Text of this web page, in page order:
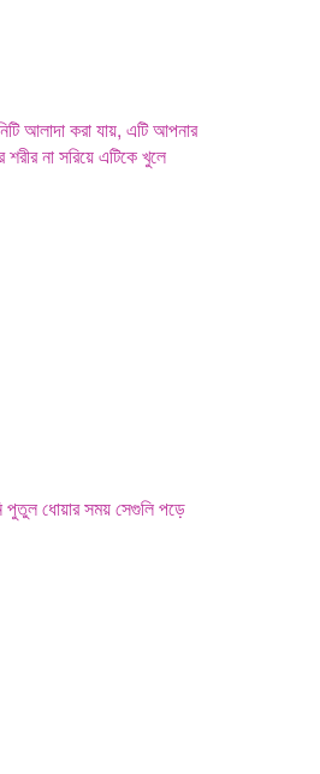
আলাদা করা যায়, এটি আপনার
না সরিয়ে এটিকে খুলে
পুতুল ধোয়ার সময় সেগুলি পড়ে